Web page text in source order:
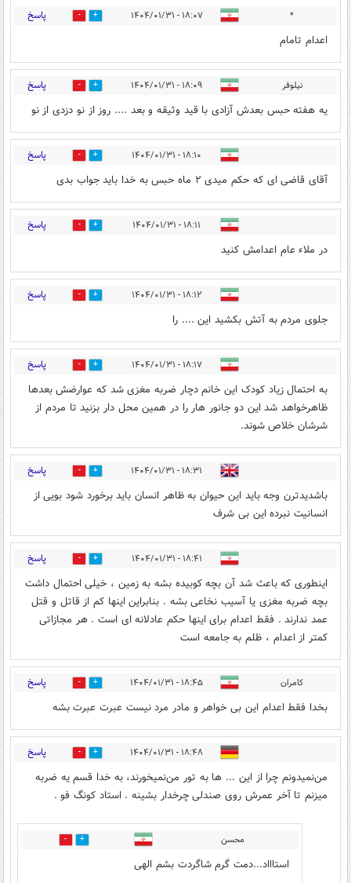
* ۱۸:۰۷ - ۱۴۰۴/۰۱/۳۱ 8 پاسخ
اعدام تامام
نیلوفر ۱۸:۰۹ - ۱۴۰۴/۰۱/۳۱ 8 پاسخ
یه هفته حبس بعدش آزادی با قید وثیقه و بعد .... روز از نو دزدی از نو
۱۸:۱۰ - ۱۴۰۴/۰۱/۳۱ 12 پاسخ
آقای قاضی ای که حکم میدی ۲ ماه حبس به خدا باید جواب بدی
۱۸:۱۱ - ۱۴۰۴/۰۱/۳۱ 10 پاسخ
در ملاء عام اعدامش کنید
۱۸:۱۲ - ۱۴۰۴/۰۱/۳۱ 7 پاسخ
جلوی مردم به آتش بکشید این .... را
۱۸:۱۷ - ۱۴۰۴/۰۱/۳۱ 9 پاسخ
به احتمال زیاد کودک این خانم دچار ضربه مغزی شد که عوارضش بعدها
ظاهرخواهد شد این دو جانور هار را در همین محل دار بزنید تا مردم از
شرشان خلاص شوند.
۱۸:۳۱ - ۱۴۰۴/۰۱/۳۱ 11 پاسخ
باشدیدترن وجه باید این حیوان به ظاهر انسان باید برخورد شود بویی از
انسانیت نبرده این بی شرف
۱۸:۴۱ - ۱۴۰۴/۰۱/۳۱ 10 پاسخ
اینطوری که باعث شد آن بچه کوبیده بشه به زمین ، خیلی احتمال داشت
بچه ضربه مغزی یا آسیب نخاعی بشه . بنابراین اینها کم از قاتل و قتل
عمد ندارند . فقط اعدام برای اینها حکم عادلانه ای است . هر مجازاتی
کمتر از اعدام ، ظلم به جامعه است
کامران ۱۸:۴۵ - ۱۴۰۴/۰۱/۳۱ 6 پاسخ
بخدا فقط اعدام این بی خواهر و مادر مرد نیست عبرت عبرت بشه
۱۸:۴۸ - ۱۴۰۴/۰۱/۳۱ 7 پاسخ
من‌نمیدونم چرا از این ... ها به تور من‌نمیخورند‌، به خدا قسم یه ضربه
میزنم تا آخر عمرش روی صندلی چرخدار بشینه . استاد کونگ فو .
محسن 0
استاااد...دمت گرم شاگردت بشم الهی